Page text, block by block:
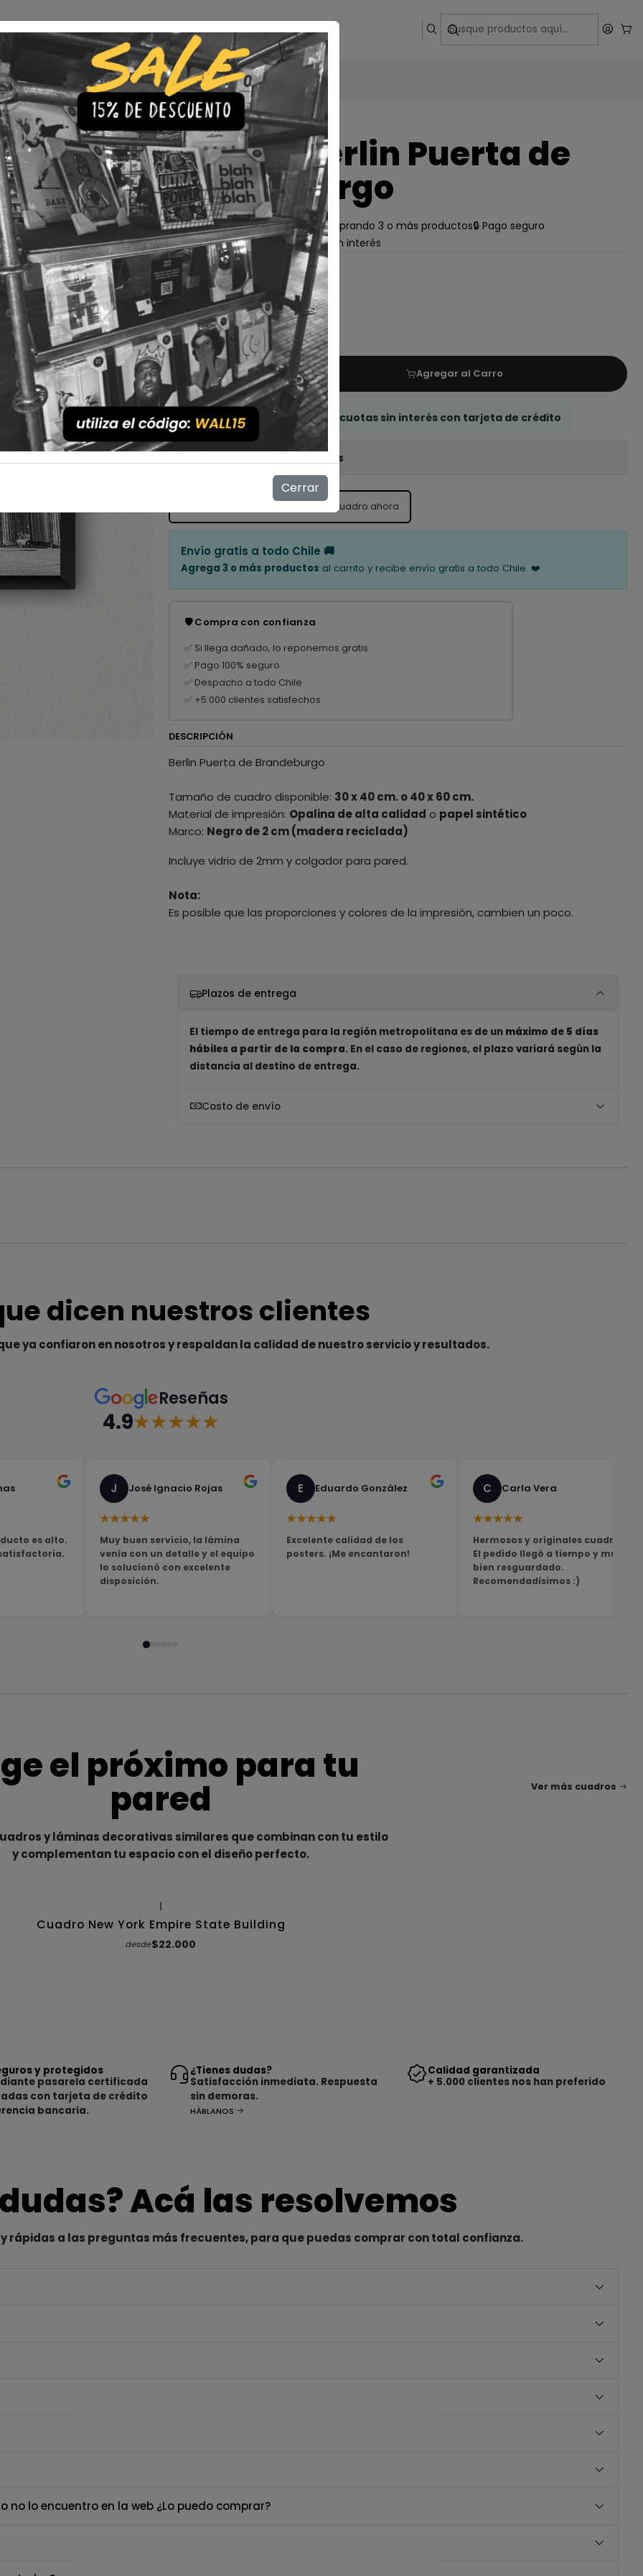
IluminaciónPrecios de cuadros & láminasPlazos de Entrega
|Cuadro Berlin Puerta de
Brandeburgo
🇨🇱 Envío gratis a todo Chile comprando 3 o más productos🔒 Pago seguro
💎 Calidad Premium
💳 3 Cuotas sin interés
TAMAÑO
30x40 40x60
LÁMINA
Con Marco Sin Marco
Cantidad
Agregar al Carro
💳 Compra ahora y paga en 3 cuotas sin interés con tarjeta de crédito
Mostrar stock de ubicaciones
personas están viendo este cuadro ahora
Envío gratis a todo Chile 🚚
Agrega 3 o más productos al carrito y recibe envío gratis a todo Chile. ❤️
🛡️ Compra con confianza
✅ Si llega dañado, lo reponemos gratis
✅ Pago 100% seguro
✅ Despacho a todo Chile
✅ +5.000 clientes satisfechos
DESCRIPCIÓN
Berlin Puerta de Brandeburgo
Tamaño de cuadro disponible: 30 x 40 cm. o 40 x 60 cm.
Material de impresión: Opalina de alta calidad o papel sintético
Marco: Negro de 2 cm (madera reciclada)
Incluye vidrio de 2mm y colgador para pared.
Nota:
Es posible que las proporciones y colores de la impresión, cambien un poco.
Plazos de entrega
El tiempo de entrega para la región metropolitana es de un máximo de 5 días
hábiles a partir de la compra. En el caso de regiones, el plazo variará según la
distancia al destino de entrega.
Costo de envío
dicen nuestros clientes
ya confiaron en nosotros y respaldan la calidad de nuestro servicio y resultados.
Reseñas
4.9★★★★★
es alto.
J José Ignacio Rojas
★★★★★
Muy buen servicio, la lámina
venía con un detalle y el equipo
lo solucionó con excelente
disposición.
E Eduardo González
★★★★★
Excelente calidad de los
posters. ¡Me encantaron!
C Carla Vera
★★★★★
Hermosos y originales cuadros!
El pedido llegó a tiempo y muy
bien resguardado.
Recomendadísimos :)
el próximo para tu
pared
y láminas decorativas similares que combinan con tu estilo
y complementan tu espacio con el diseño perfecto.
Ver más cuadros
Cuadro New York Empire State Building
desde$22.000
y protegidos
pasarela certificada
con tarjeta de crédito
bancaria.
¿Tienes dudas?
Satisfacción inmediata. Respuesta
sin demoras.
HÁBLANOS
Calidad garantizada
+ 5.000 clientes nos han preferido
Acá las resolvemos
rápidas a las preguntas más frecuentes, para que puedas comprar con total confianza.
lo encuentro en la web ¿Lo puedo comprar?
Cerrar